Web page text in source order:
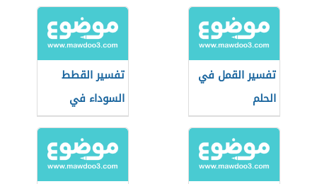
تفسير القمل في
الحلم
تفسير القطط
السوداء في
المنام